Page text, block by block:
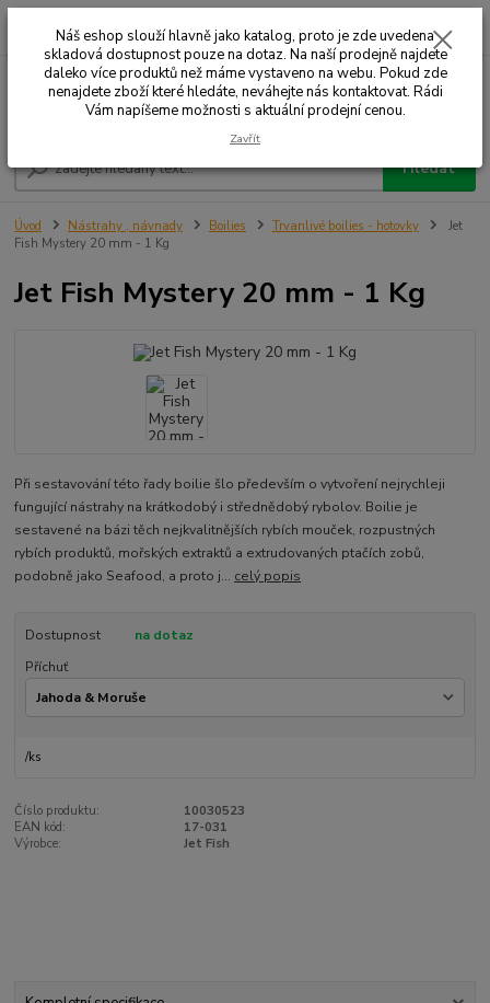
Menu
Hledat
+420 732 707 573 za
Úvod Nástrahy , návnady Boilies Trvanlivé boilies - hotovky
Jet
Fish Mystery 20 mm - 1 Kg
Jet Fish Mystery 20 mm - 1 Kg
Při sestavování této řady boilie šlo především o vytvoření nejrychleji
fungující nástrahy na krátkodobý i střednědobý rybolov. Boilie je
sestavené na bázi těch nejkvalitnějších rybích mouček, rozpustných
rybích produktů, mořských extraktů a extrudovaných ptačích zobů,
podobně jako Seafood, a proto j... celý popis
Dostupnost
na dotaz
Příchuť
/ks
Číslo produktu:
10030523
EAN kód:
17-031
Výrobce:
Jet Fish
Náš eshop slouží hlavně jako katalog, proto je zde uvedena
skladová dostupnost pouze na dotaz. Na naší prodejně najdete
daleko více produktů než máme vystaveno na webu. Pokud zde
nenajdete zboží které hledáte, neváhejte nás kontaktovat. Rádi
Vám napíšeme možnosti s aktuální prodejní cenou.
Zavřít